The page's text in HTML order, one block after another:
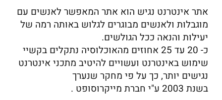
אתר אינטרנט נגיש הוא אתר המאפשר לאנשים עם
מוגבלות ולאנשים מבוגרים לגלוש באותה רמה של
יעילות והנאה ככל הגולשים.
כ- 20 עד 25 אחוזים מהאוכלוסיה נתקלים בקשיי
שימוש באינטרנט ועשויים להיטיב מתכני אינטרנט
נגישים יותר, כך על פי מחקר שנערך
בשנת 2003 ע"י חברת מייקרוסופט .